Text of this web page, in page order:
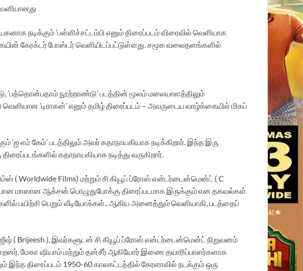
நடிக்கும் ‘பள்ளிச்சட்டம்பி எனும் திரைப்படம் விரைவில் வெளியாக
கேரக்டர் போஸ்டர் வெளியிடப்பட்டுள்ளது. சமூக வலைதளங்களில்
‘பத்தொன்பதாம் நூற்றாண்டு’ படத்தின் மூலம் மலையாளத்திலும்
‘டிராகன்’ எனும் தமிழ் திரைப்படம் – அவருடைய வாழ்க்கையில் மிகப்
எம் கேம்’ படத்திலும் அவர் கதாநாயகியாக நடிக்கிறார். இந்த இரு
கதாநாயகியாக நடித்து வருகிறார்.
( Worldwide Films) மற்றும் சி கியூப் ப்ரோஸ் என்டர்டைன்மென்ட் ( C
மாஸான ஆக்சன் பொழுதுபோக்கு திரைப்படமாக இருக்கும் என தகவல்கள்
பயிற்சி பெறும் வீடியோக்கள்.. ஆகிய அனைத்தும் வெளியாகி, படத்தைப்
( Brijeesh ), இவர்களுடன் சி கியூப் ப்ரோஸ் என்டர்டைன்மென்ட் நிறுவனம்
மேகா ஷியாம் மற்றும் தன்சீர் ஆகியோர் இணை தயாரிப்பாளர்களாக
இந்த திரைப்படம் 1950-60 காலகட்டத்தில் கேரளாவில் நடக்கும் ஒரு